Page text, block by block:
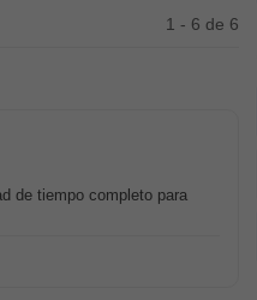
1 - 6 de 6
de tiempo completo para